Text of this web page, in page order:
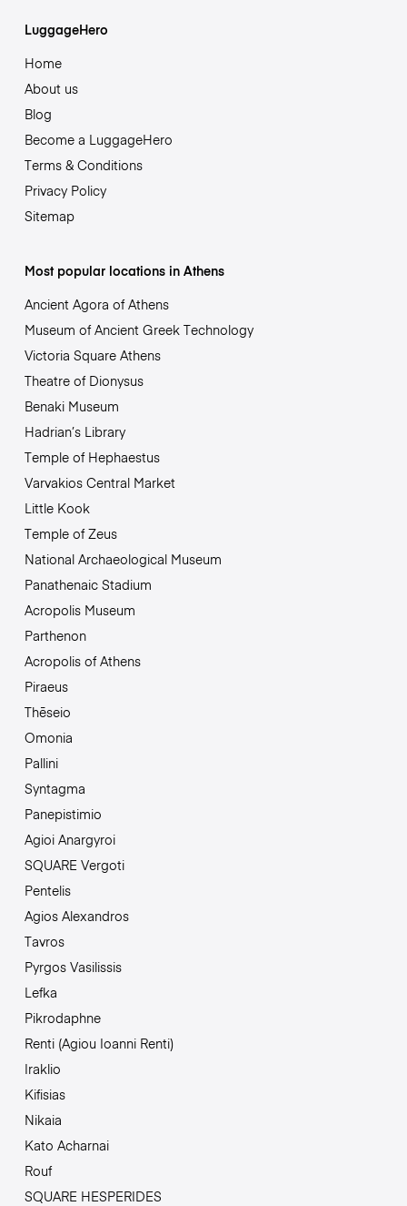
LuggageHero
Home
About us
Blog
Become a LuggageHero
Terms & Conditions
Privacy Policy
Sitemap
Most popular locations in Athens
Ancient Agora of Athens
Museum of Ancient Greek Technology
Victoria Square Athens
Theatre of Dionysus
Benaki Museum
Hadrian’s Library
Temple of Hephaestus
Varvakios Central Market
Little Kook
Temple of Zeus
National Archaeological Museum
Panathenaic Stadium
Acropolis Museum
Parthenon
Acropolis of Athens
Piraeus
Thēseio
Omonia
Pallini
Syntagma
Panepistimio
Agioi Anargyroi
SQUARE Vergoti
Pentelis
Agios Alexandros
Tavros
Pyrgos Vasilissis
Lefka
Pikrodaphne
Renti (Agiou Ioanni Renti)
Iraklio
Kifisias
Nikaia
Kato Acharnai
Rouf
SQUARE HESPERIDES